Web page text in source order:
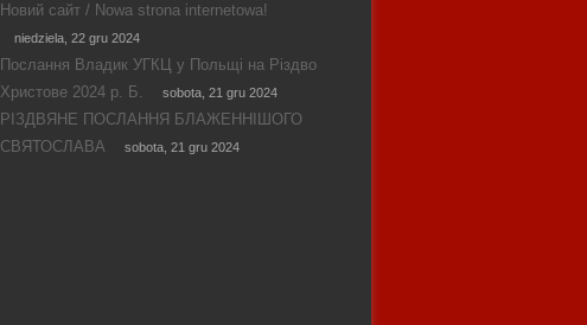
Новий сайт / Nowa strona internetowa!
niedziela, 22 gru 2024
Послання Владик УГКЦ у Польщі на Різдво
Христове 2024 р. Б.
sobota, 21 gru 2024
РІЗДВЯНЕ ПОСЛАННЯ БЛАЖЕННІШОГО
СВЯТОСЛАВА
sobota, 21 gru 2024